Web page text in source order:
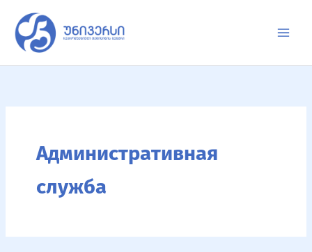
содержимому
Административная
служба